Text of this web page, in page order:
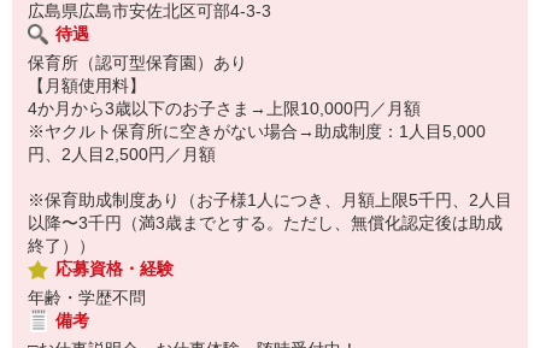
広島県広島市安佐北区可部4-3-3
待遇
保育所（認可型保育園）あり
【月額使用料】
4か月から3歳以下のお子さま→上限10,000円／月額
※ヤクルト保育所に空きがない場合→助成制度：1人目5,000
円、2人目2,500円／月額
※保育助成制度あり（お子様1人につき、月額上限5千円、2人目
以降〜3千円（満3歳までとする。ただし、無償化認定後は助成
終了））
応募資格・経験
年齢・学歴不問
備考